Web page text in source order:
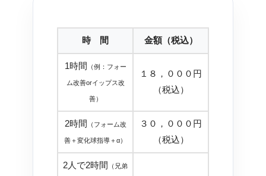
時 間 金額（税込）
1時間 （例：フォー
ム改善orイップス改
善）
１８，０００円
（税込）
2時間 （フォーム改
善＋変化球指導＋α）
３０，０００円
（税込）
2人で2時間 （兄弟